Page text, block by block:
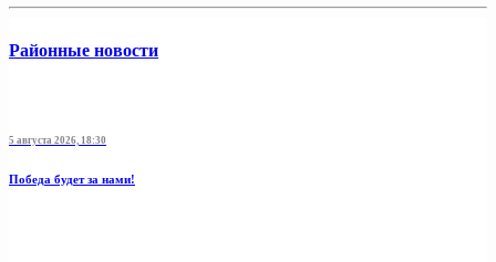
Районные новости
5 августа 2026, 18:30
Победа будет за нами!